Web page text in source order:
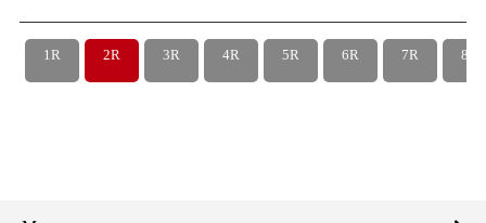
1R 2R 3R 4R 5R 6R 7R 8R